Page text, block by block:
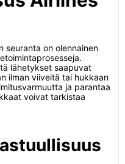
seuranta on olennainen
lähetykset saapuvat
ilman viiveitä tai hukkaan
ja parantaa
voivat tarkistaa